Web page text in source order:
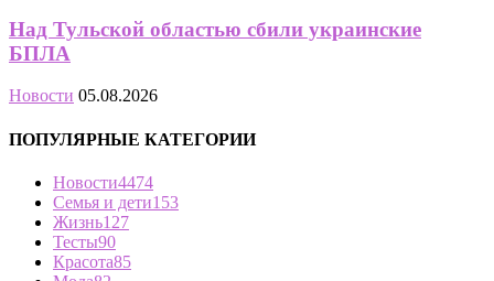
Над Тульской областью сбили украинские
БПЛА
Новости 05.08.2026
ПОПУЛЯРНЫЕ КАТЕГОРИИ
Новости4474
Семья и дети153
Жизнь127
Тесты90
Красота85